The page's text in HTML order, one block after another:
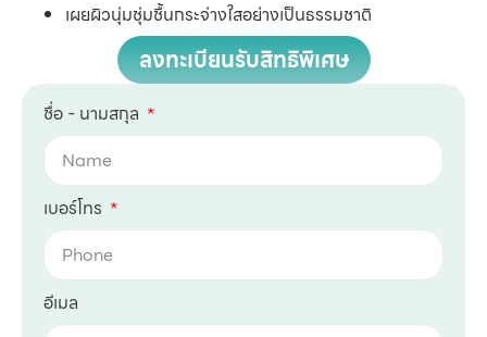
เผยผิวนุ่มชุ่มชื้นกระจ่างใสอย่างเป็นธรรมชาติ
ลงทะเบียนรับสิทธิพิเศษ
ชื่อ - นามสกุล
เบอร์โทร
อีเมล